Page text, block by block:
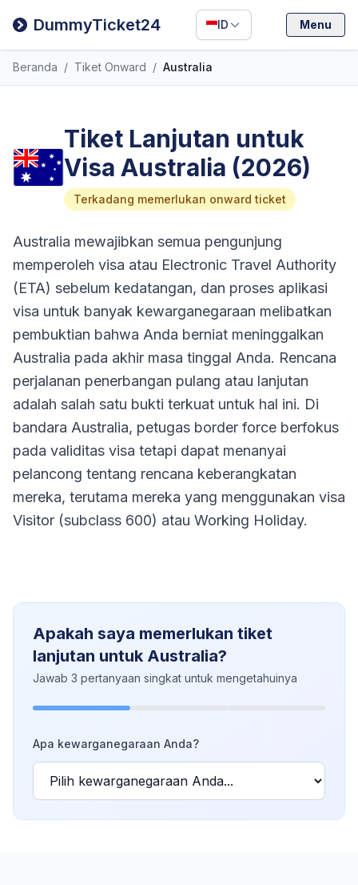
DummyTicket24 ID
Filipino
Deutsch
Menu
Beranda / Tiket Onward / Australia
Tiket Lanjutan untuk
Visa Australia (2026)
Terkadang memerlukan onward ticket
Australia mewajibkan semua pengunjung
memperoleh visa atau Electronic Travel Authority
(ETA) sebelum kedatangan, dan proses aplikasi
visa untuk banyak kewarganegaraan melibatkan
pembuktian bahwa Anda berniat meninggalkan
Australia pada akhir masa tinggal Anda. Rencana
perjalanan penerbangan pulang atau lanjutan
adalah salah satu bukti terkuat untuk hal ini. Di
bandara Australia, petugas border force berfokus
pada validitas visa tetapi dapat menanyai
pelancong tentang rencana keberangkatan
mereka, terutama mereka yang menggunakan visa
Visitor (subclass 600) atau Working Holiday.
Apakah saya memerlukan tiket
lanjutan untuk Australia?
Jawab 3 pertanyaan singkat untuk mengetahuinya
Apa kewarganegaraan Anda?